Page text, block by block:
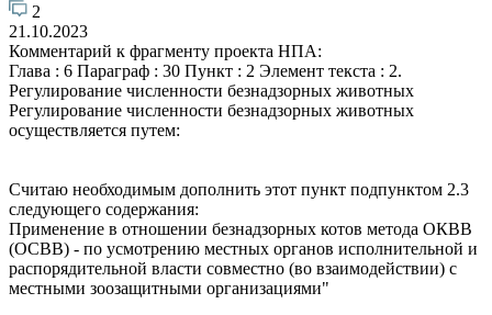
2
21.10.2023
Комментарий к фрагменту проекта НПА:
Глава : 6 Параграф : 30 Пункт : 2 Элемент текста : 2.
Регулирование численности безнадзорных животных
Регулирование численности безнадзорных животных
осуществляется путем:
Считаю необходимым дополнить этот пункт подпунктом 2.3
следующего содержания:
Применение в отношении безнадзорных котов метода ОКВВ
(ОСВВ) - по усмотрению местных органов исполнительной и
распорядительной власти совместно (во взаимодействии) с
местными зоозащитными организациями"